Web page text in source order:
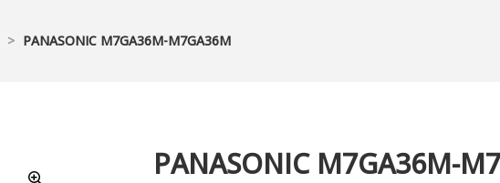
> PANASONIC M7GA36M-M7GA36M
PANASONIC M7GA36M-